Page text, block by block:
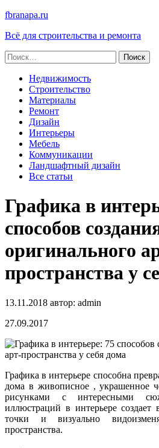
fbranapa.ru
Всё для строительства и ремонта
Найти:
Недвижимость
Строительство
Материалы
Ремонт
Дизайн
Интерьеры
Мебель
Коммуникации
Ландшафтный дизайн
Все статьи
Графика в
способов
оригинального
пространства у
13.11.2018 автор: admin
27.09.2017
Графика в интерьере способна
дома в живописное , украшенное
рисунками с интересными
иллюстраций в интерьере создает
точки и визуально
пространства.